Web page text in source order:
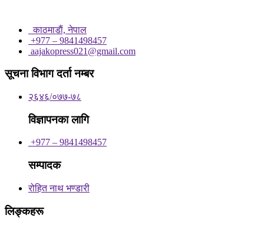
काठमाडाैं, नेपाल
+977 – 9841498457
aajakopress021@gmail.com
सूचना विभाग दर्ता नम्बर
२६४६/०७७-७८
विज्ञापनका लागि
+977 – 9841498457
सम्पादक
रोहित नाथ भण्डारी
लिङ्कहरू